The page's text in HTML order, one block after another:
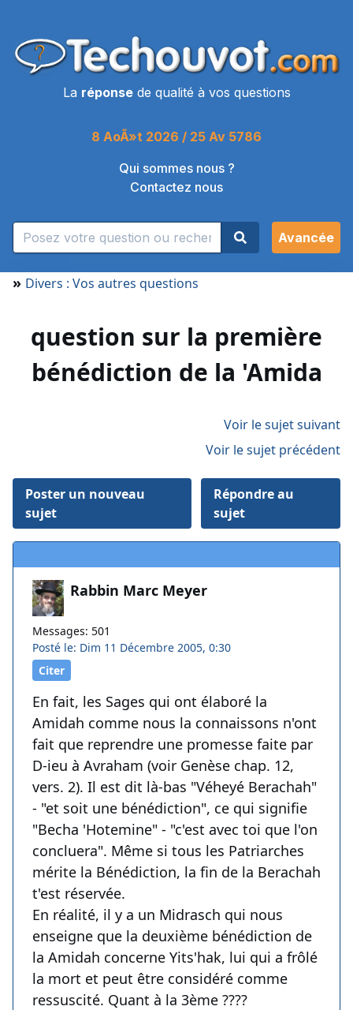
La réponsede qualité à vos questions
8 AoÃ»t 2026 / 25 Av 5786
Qui sommes nous ?
Contactez nous
Avancée
» Divers : Vos autres questions
question sur la première
bénédiction de la 'Amida
Voir le sujet suivant
Voir le sujet précédent
Poster un nouveau
sujet
Répondre au
sujet
Rabbin Marc Meyer
Messages: 501
Posté le: Dim 11 Décembre 2005, 0:30
Citer
En fait, les Sages qui ont élaboré la
Amidah comme nous la connaissons n'ont
fait que reprendre une promesse faite par
D-ieu à Avraham (voir Genèse chap. 12,
vers. 2). Il est dit là-bas "Véheyé Berachah"
- "et soit une bénédiction", ce qui signifie
"Becha 'Hotemine" - "c'est avec toi que l'on
concluera". Même si tous les Patriarches
mérite la Bénédiction, la fin de la Berachah
t'est réservée.
En réalité, il y a un Midrasch qui nous
enseigne que la deuxième bénédiction de
la Amidah concerne Yits'hak, lui qui a frôlé
la mort et peut être considéré comme
ressuscité. Quant à la 3ème ????